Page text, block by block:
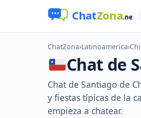
ChatZona›Latinoamerica›
Chat de
Chat de Santiago de
y fiestas típicas de la
empieza a chatear.